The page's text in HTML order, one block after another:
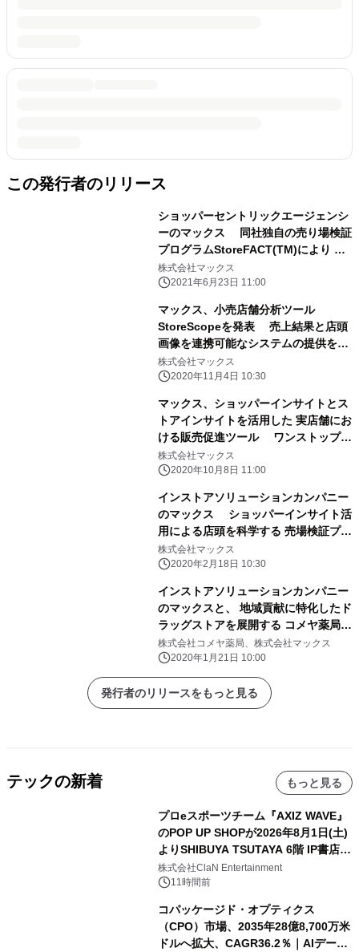
この発行者のリリース
ショッパーセントリックエージェンシ
ーのマックス 同社独自の売り場検証
プログラムStoreFACT(TM)により コ
ロナ禍での新たな購買行動の検証結果
を発表
株式会社マックス
2021年6月23日 11:00
マックス、小売店舗分析ツール
StoreScopeを発表 売上結果と店頭
画像を連携可能なシステムの提供を開
始
株式会社マックス
2020年11月4日 10:30
マックス、ショッパーインサイトとス
トアインサイトを活用した 実店舗にお
ける販売促進ツール ワンストップソ
リューションモデルの活用をご提案
株式会社マックス
2020年10月8日 11:00
インストアソリューションカンパニー
のマックス ショッパーインサイト活
用による店頭を科学する 売場検証プロ
グラム「StoreFACT(TM)」で 売れる
メカニズムを可視化
株式会社マックス
2020年2月18日 10:30
インストアソリューションカンパニー
のマックスと、 地域貢献に特化したド
ラッグストアを展開する コメヤ薬局と
の共同により、 店頭を科学する売場検
証プログラム 「StoreFACT(TM)」の
提供を開始
株式会社コメヤ薬局、株式会社マックス
2020年1月21日 10:00
発行者のリリースをもっと見る
テックの新着 もっと見る
プロeスポーツチーム『AXIZ WAVE』
のPOP UP SHOPが2026年8月1日(土)
よりSHIBUYA TSUTAYA 6階 IP書店で
開催決定！！
株式会社ClaN Entertainment
11時間前
コパッケージド・オプティクス
（CPO）市場、2035年28億8,700万米
ドルへ拡大、CAGR36.2％｜AIデータ